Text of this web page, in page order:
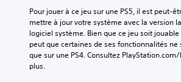
Pour jouer à ce jeu sur une PS5, il est peut-
mettre à jour votre système avec la version
logiciel système. Bien que ce jeu soit jouable
peut que certaines de ses fonctionnalités ne
que sur une PS4. Consultez
plus.